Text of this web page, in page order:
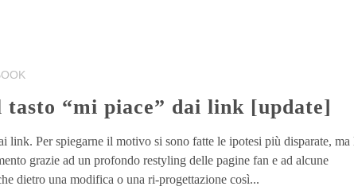
tasto “mi piace” dai link [update]
Per spiegarne il motivo si sono fatte le ipotesi più disparate, ma
grazie ad un profondo restyling delle pagine fan e ad alcune
dietro una modifica o una ri-progettazione così...